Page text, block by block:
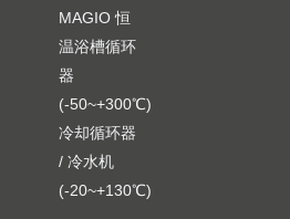
8 890 010
MAGIO 恒
温浴槽循环
器
(-50~+300℃)
冷却循环器
/ 冷水机
(-20~+130℃)